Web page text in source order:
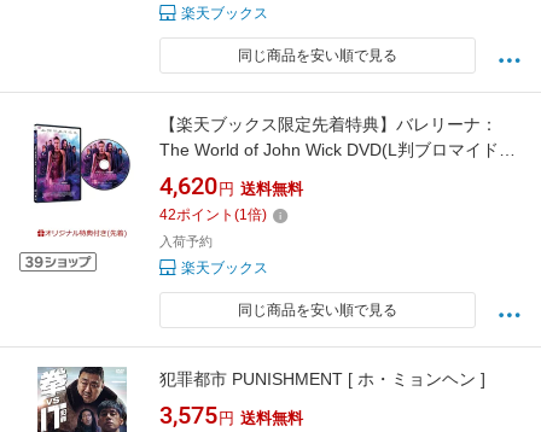
楽天ブックス
同じ商品を安い順で見る
【楽天ブックス限定先着特典】バレリーナ：
The World of John Wick DVD(L判ブロマイド
（3種セット）)
4,620 円 送料無料
42ポイント (1倍)
入荷予約
楽天ブックス
同じ商品を安い順で見る
犯罪都市 PUNISHMENT [ ホ・ミョンヘン ]
3,575 円 送料無料